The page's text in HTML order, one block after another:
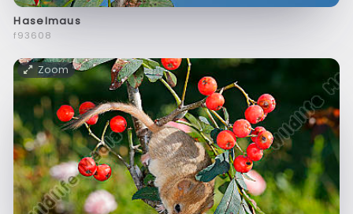
Haselmaus
f93608
Zoom